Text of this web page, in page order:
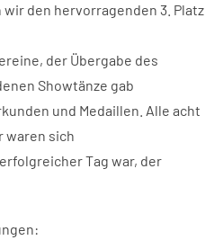
wir den hervorragenden 3. Platz
der Übergabe des
Showtänze gab
und Medaillen. Alle acht
waren sich
Tag war, der